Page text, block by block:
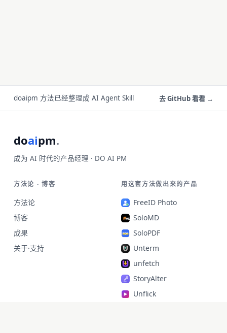
doaipm 方法已经整理成 AI Agent Skill 去 GitHub 看看 →
doaipm.
成为 AI 时代的产品经理 · DO AI PM
方法论 · 博客
方法论
博客
成果
关于·支持
用这套方法做出来的产品
FreeID Photo
SoloMD
SoloPDF
Unterm
unfetch
StoryAlter
Unflick